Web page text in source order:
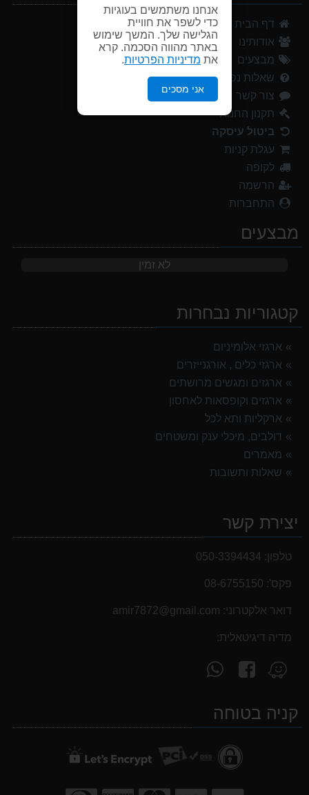
אנחנו משתמשים בעוגיות
כדי לשפר את חוויית
הגלישה שלך. המשך שימוש
באתר מהווה הסכמה. קרא
את מדיניות הפרטיות
אני מסכים
דף הבית
אודותינו
מבצעים
שאלות נפוצות
צור קשר
תקנון החנות
ביטול עיסקה
עגלת קניות
לקופה
הרשמה
התחברות
מבצעים
לא זמין
קטגוריות נבחרות
ארגזי אלומיניום
ארגזי כלים , אורגנייזרים
ארגזים ומגשים מרושתים
ארגזים וקופסאות לאחסון
ארקליות ותא לכל
דולבים, מיכלי ענק ומשטחים
מאמרים
שאלות ותשובות
יצירת קשר
טלפון: 050-3394434
פקס': 08-6755150
דואר אלקטרוני: ‫amir7872@gmail.com‬
מדיה דיגיטאלית:
מצא
אותנו
Waze
עקוב
אחרינו
facebookקניה בטוחה